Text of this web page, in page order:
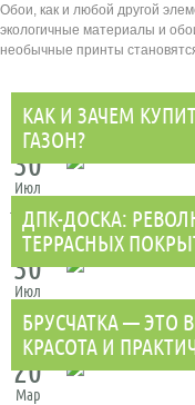
Обои, как и любой другой
экологичные материалы и
необычные принты
30
Июл
КАК И ЗАЧЕМ
ГАЗОН?
Летние вечера на природе,
безупречно
30
Июл
ДПК-ДОСКА:
ТЕРРАСНЫХ
В последние годы
полимерного
20
Мар
БРУСЧАТКА — ЭТО
КРАСОТА И